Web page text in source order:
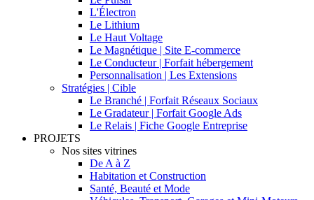
L'Électron
Le Lithium
Le Haut Voltage
Le Magnétique | Site E-commerce
Le Conducteur | Forfait hébergement
Personnalisation | Les Extensions
Stratégies | Cible
Le Branché | Forfait Réseaux Sociaux
Le Gradateur | Forfait Google Ads
Le Relais | Fiche Google Entreprise
PROJETS
Nos sites vitrines
De A à Z
Habitation et Construction
Santé, Beauté et Mode